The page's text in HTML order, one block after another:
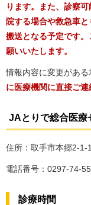
ります。また、診察
院する場合や救急車
搬送となる予定です
願いいたします。
情報内容に変更がある
に医療機関に直接ご連
JAとりで総合医療
住所：取手市本郷2-1-1
電話番号：0297-74-
診療時間